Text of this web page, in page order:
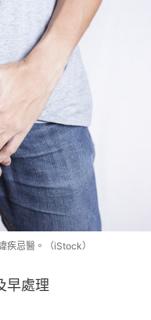
疾忌醫。（iStock）
早處理